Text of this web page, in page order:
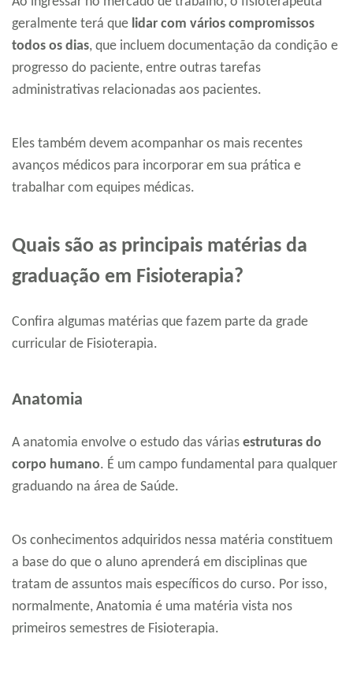
geralmente terá que lidar com vários compromissos
todos os dias, que incluem documentação da condição e
progresso do paciente, entre outras tarefas
administrativas relacionadas aos pacientes.
Eles também devem acompanhar os mais recentes
avanços médicos para incorporar em sua prática e
trabalhar com equipes médicas.
Quais são as principais matérias da
graduação em Fisioterapia?
Confira algumas matérias que fazem parte da grade
curricular de Fisioterapia.
Anatomia
A anatomia envolve o estudo das várias estruturas do
corpo humano. É um campo fundamental para qualquer
graduando na área de Saúde.
Os conhecimentos adquiridos nessa matéria constituem
a base do que o aluno aprenderá em disciplinas que
tratam de assuntos mais específicos do curso. Por isso,
normalmente, Anatomia é uma matéria vista nos
primeiros semestres de Fisioterapia.